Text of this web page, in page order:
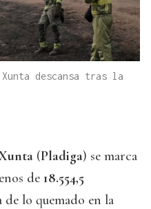
descansa tras la
(Pladiga) se marca
de 18.554,5
de lo quemado en la